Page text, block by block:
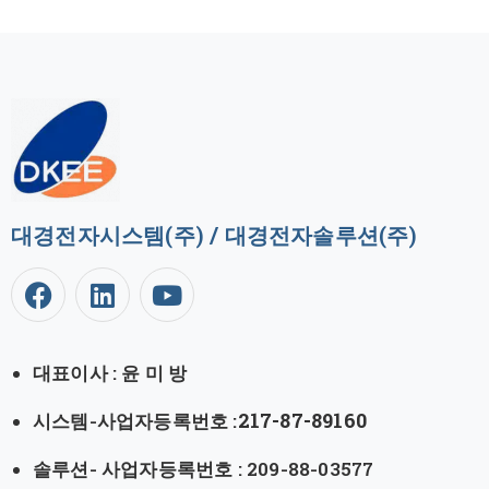
대경전자시스템(주) / 대경전자솔루션(주)
대표이사 : 윤 미 방
시스템-사업자등록번호 :217-87-89160
솔루션- 사업자등록번호 : 209-88-03577